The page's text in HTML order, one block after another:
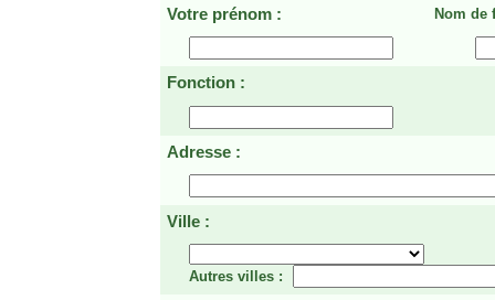
Votre prénom : Nom de
Fonction :
Adresse :
Ville :
Autres villes :